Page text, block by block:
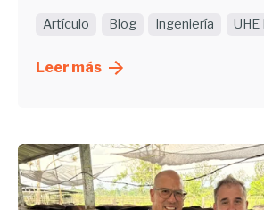
Artículo Blog Ingeniería UHE
Leer más